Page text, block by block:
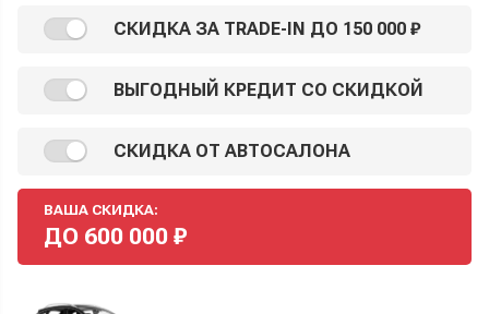
СКИДКА ЗА TRADE-IN ДО 150 000 ₽
ВЫГОДНЫЙ КРЕДИТ СО СКИДКОЙ
СКИДКА ОТ АВТОСАЛОНА
ВАША СКИДКА:
ДО 600 000 ₽